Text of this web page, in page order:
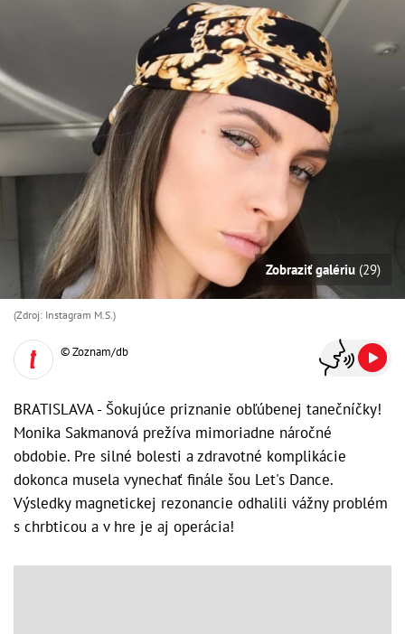
Zobraziť galériu (29)
(Zdroj: Instagram M.S.)
© Zoznam/db
BRATISLAVA - Šokujúce priznanie obľúbenej tanečníčky!
Monika Sakmanová prežíva mimoriadne náročné
obdobie. Pre silné bolesti a zdravotné komplikácie
dokonca musela vynechať finále šou Let's Dance.
Výsledky magnetickej rezonancie odhalili vážny problém
s chrbticou a v hre je aj operácia!